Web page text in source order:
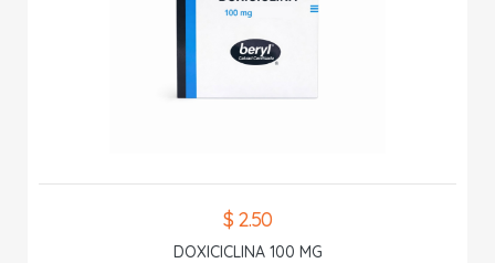
$ 2.50
DOXICICLINA 100 MG